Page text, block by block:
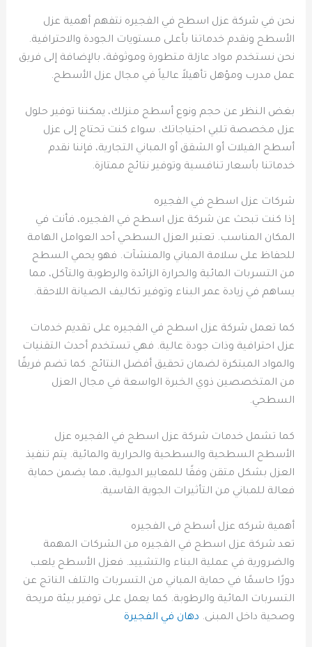
نحن في شركة عزل اسطح في الفجيره نتفهم أهمية عزل
الأسطح ونقدم خدماتنا بأعلى مستويات الجودة والاحترافية.
نحن نستخدم مواد عازلة متطورة وموثوقة، بالإضافة إلى فريق
عمل مدرب ومؤهل تأهيلاً عالياً في مجال عزل الأسطح.
بغض النظر عن حجم ونوع أسطح منزلك، يمكننا توفير حلول
عزل مخصصة تلبي احتياجاتك. سواء كنت تحتاج إلى عزل
أسطح الفيلات أو الشقق أو المباني التجارية، فإننا نقدم
خدماتنا بأسعار تنافسية وتوفير نتائج ممتازة.
شركات عزل اسطح في الفجيره
إذا كنت تبحث عن شركة عزل اسطح في الفجيره، فأنت في
المكان المناسب. تعتبر العزل السطحي أحد العوامل الهامة
للحفاظ على سلامة المباني والمنشآت. فهو يحمي السطح
من التسربات المائية والحرارة الزائدة والرطوبة والتآكل، مما
يساهم في زيادة عمر البناء وتوفير تكاليف الصيانة اللاحقة.
كما تعمل شركة عزل اسطح في الفجيره على تقديم خدمات
عزل احترافية وذات جودة عالية. فهي تستخدم أحدث التقنيات
والمواد المبتكرة لضمان تحقيق أفضل النتائج. كما تضم فريقًا
من المتخصصين ذوي الخبرة الواسعة في مجال العزل
السطحي.
كما تشمل خدمات شركة عزل اسطح في الفجيره عزل
الأسطح السطحية والسطحية والحرارية والمائية. يتم تنفيذ
العزل بشكل متقن وفقًا للمعايير الدولية، مما يضمن حماية
فعالة للمباني من التأثيرات الجوية القاسية.
أهمية شركه عزل أسطح فى الفجيره
تعد شركة عزل اسطح في الفجيره من الشركات المهمة
والضرورية في عملية البناء والتشييد. فعزل الأسطح يلعب
دورًا حاسمًا في حماية المباني من التسربات والتلف الناتج عن
التسربات المائية والرطوبة. كما يعمل على توفير بيئة مريحة
وصحية داخل المبنى. دهان في الفجيرة